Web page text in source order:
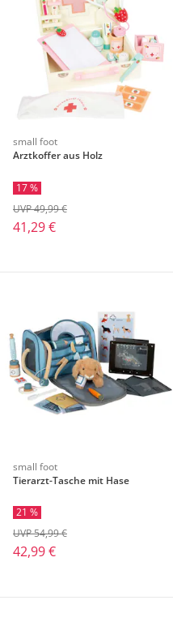
small foot
Arztkoffer aus Holz
17 %
41,29 €
UVP 49,99 €
small foot
Tierarzt-Tasche mit Hase
21 %
42,99 €
UVP 54,99 €